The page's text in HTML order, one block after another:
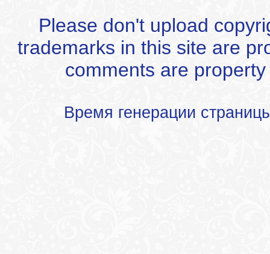
Please don't upload
trademarks in this site are
comments are
Время генерации